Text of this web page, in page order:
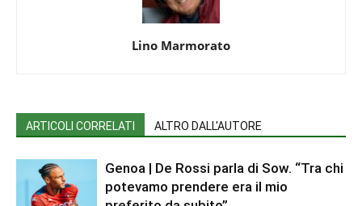
Lino Marmorato
ARTICOLI CORRELATI ALTRO DALL'AUTORE
Genoa | De Rossi parla di Sow. “Tra chi
potevamo prendere era il mio